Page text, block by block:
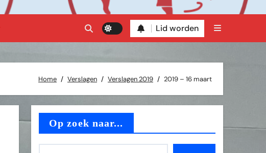
Lid worden
Home Verslagen Verslagen 2019 2019 – 16 maart
Op zoek naar...